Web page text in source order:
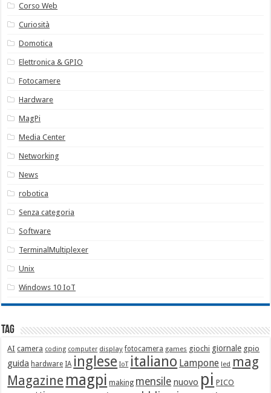
Corso Web
Curiosità
Domotica
Elettronica & GPIO
Fotocamere
Hardware
MagPi
Media Center
Networking
News
robotica
Senza categoria
Software
TerminalMultiplexer
Unix
Windows 10 IoT
Tag
AI camera coding computer display fotocamera games giochi giornale gpio
guida hardware IA inglese IoT italiano Lampone led mag
Magazine magpi making mensile nuovo pi PICO